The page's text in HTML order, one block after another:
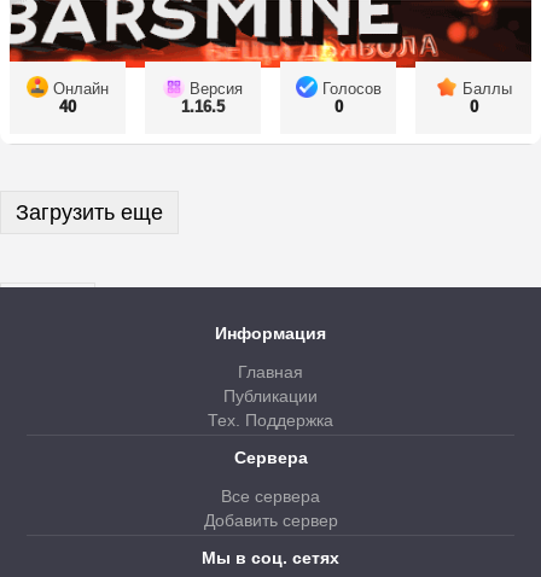
Онлайн
40
Версия
1.16.5
Голосов
0
Баллы
0
Загрузить еще
Информация
Главная
Публикации
Тех. Поддержка
Сервера
Все сервера
Добавить сервер
Мы в соц. сетях